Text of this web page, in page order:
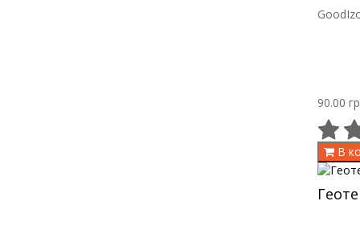
90.00
В